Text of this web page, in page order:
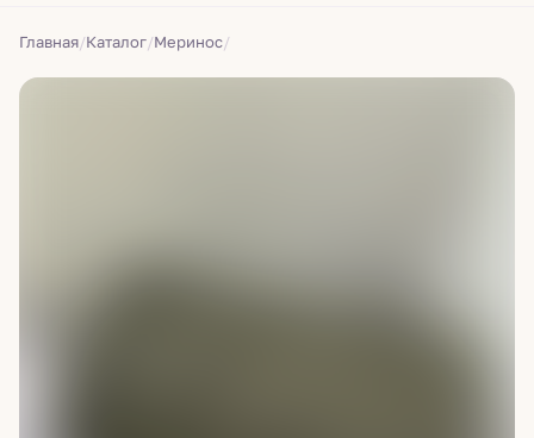
Главная/Каталог/Меринос/